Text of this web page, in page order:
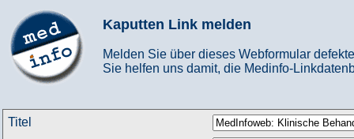
Kaputten Link melden
Melden Sie über dieses Webformular
Sie helfen uns damit, die Medinfo-
Titel